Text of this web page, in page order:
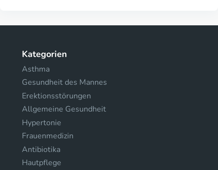
Kategorien
Asthma
Gesundheit des Mannes
Erektionsstörungen
Allgemeine Gesundheit
Hypertonie
Frauenmedizin
Antibiotika
Hautpflege